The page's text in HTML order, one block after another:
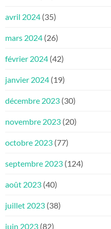
avril 2024 (35)
mars 2024 (26)
février 2024 (42)
janvier 2024 (19)
décembre 2023 (30)
novembre 2023 (20)
octobre 2023 (77)
septembre 2023 (124)
août 2023 (40)
juillet 2023 (38)
juin 2023 (82)